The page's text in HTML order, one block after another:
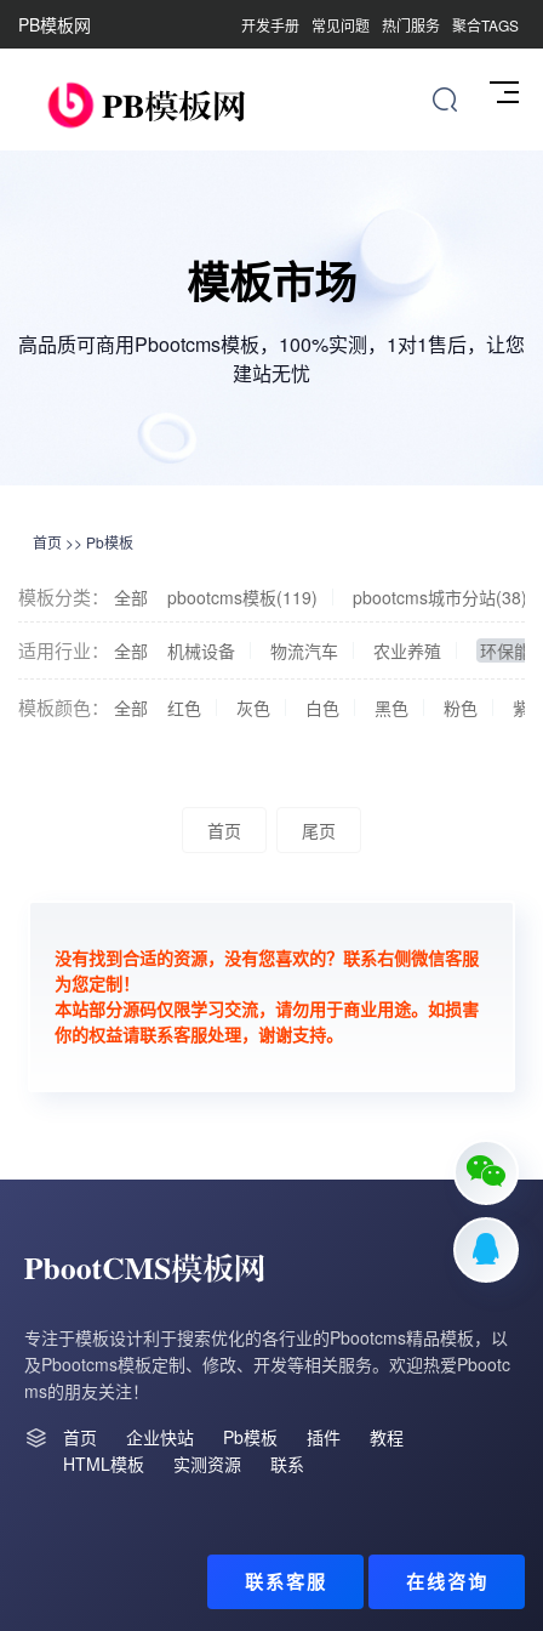
PB模板网 聚合TAGS
热门服务
常见问题
开发手册
模板市场
高品质可商用Pbootcms模板，100%实测，1对1售后，让您
建站无忧
首页 >> Pb模板
模板分类： 全部 pbootcms模板(119) pbootcms城市分站(38)
适用行业： 全部 机械设备 物流汽车 农业养殖 环保能
模板颜色： 全部 红色 灰色 白色 黑色 粉色 紫
首页 尾页
没有找到合适的资源，没有您喜欢的？联系右侧微信客服
为您定制！
本站部分源码仅限学习交流，请勿用于商业用途。如损害
你的权益请联系客服处理，谢谢支持。
专注于模板设计利于搜索优化的各行业的Pbootcms精品模板，以
及Pbootcms模板定制、修改、开发等相关服务。欢迎热爱Pbootc
ms的朋友关注！
首页
企业快站 Pb模板 插件
教程
HTML模板
实测资源 联系
联系客服 在线咨询